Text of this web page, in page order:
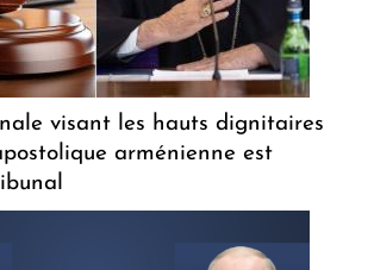
visant les hauts dignitaires
arménienne est